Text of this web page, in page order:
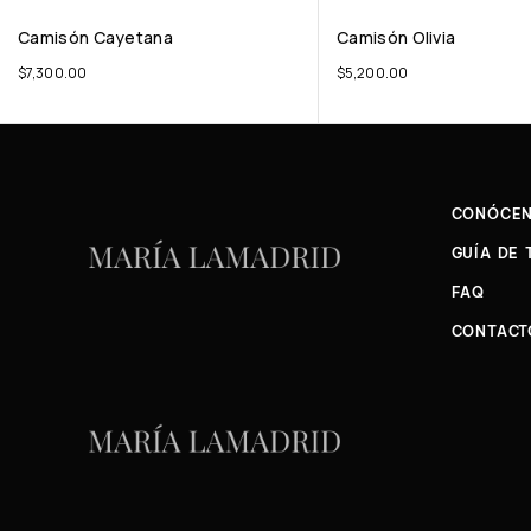
Camisón Cayetana
$7,300.00
Camisón Olivia
$5,200.00
GUÍA DE
FAQ